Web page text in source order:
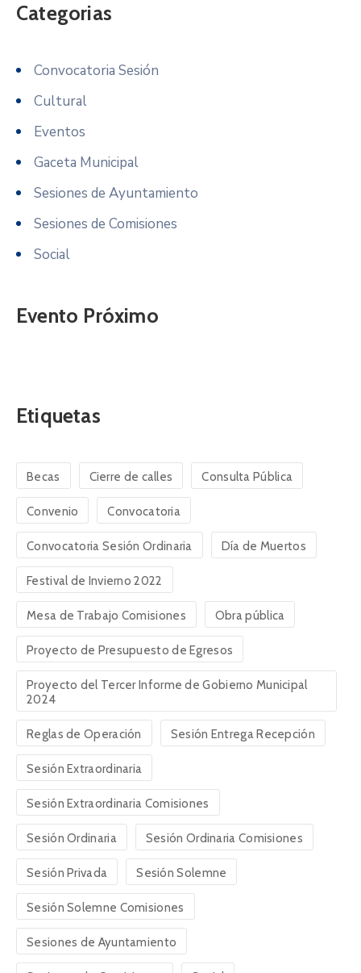
Categorias
Convocatoria Sesión
Cultural
Eventos
Gaceta Municipal
Sesiones de Ayuntamiento
Sesiones de Comisiones
Social
Evento Próximo
Etiquetas
Becas Cierre de calles Consulta Pública
Convenio Convocatoria
Convocatoria Sesión Ordinaria Día de Muertos
Festival de Invierno 2022
Mesa de Trabajo Comisiones Obra pública
Proyecto de Presupuesto de Egresos
Proyecto del Tercer Informe de Gobierno Municipal
2024
Reglas de Operación Sesión Entrega Recepción
Sesión Extraordinaria
Sesión Extraordinaria Comisiones
Sesión Ordinaria Sesión Ordinaria Comisiones
Sesión Privada Sesión Solemne
Sesión Solemne Comisiones
Sesiones de Ayuntamiento